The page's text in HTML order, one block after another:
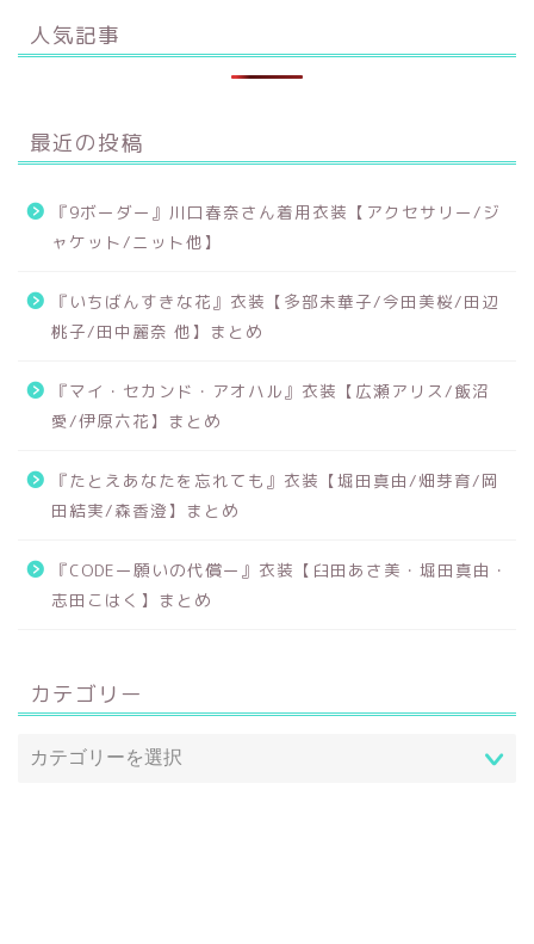
人気記事
最近の投稿
『9ボーダー』川口春奈さん着用衣装【アクセサリー/ジ
ャケット/ニット他】
『いちばんすきな花』衣装【多部未華子/今田美桜/田辺
桃子/田中麗奈 他】まとめ
『マイ・セカンド・アオハル』衣装【広瀬アリス/飯沼
愛/伊原六花】まとめ
『たとえあなたを忘れても』衣装【堀田真由/畑芽育/岡
田結実/森香澄】まとめ
『CODEー願いの代償ー』衣装【臼田あさ美・堀田真由・
志田こはく】まとめ
カテゴリー